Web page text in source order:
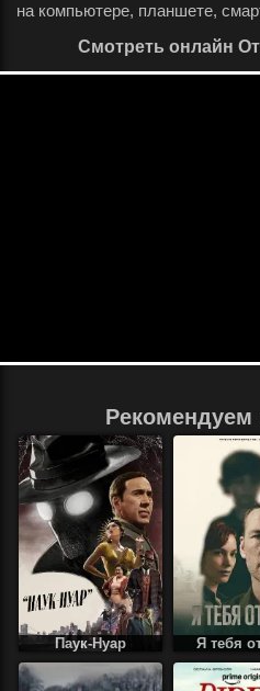
на компьютере, планшете,
Смотреть онлайн
Рекомендуем
Паук-Нуар Я тебя